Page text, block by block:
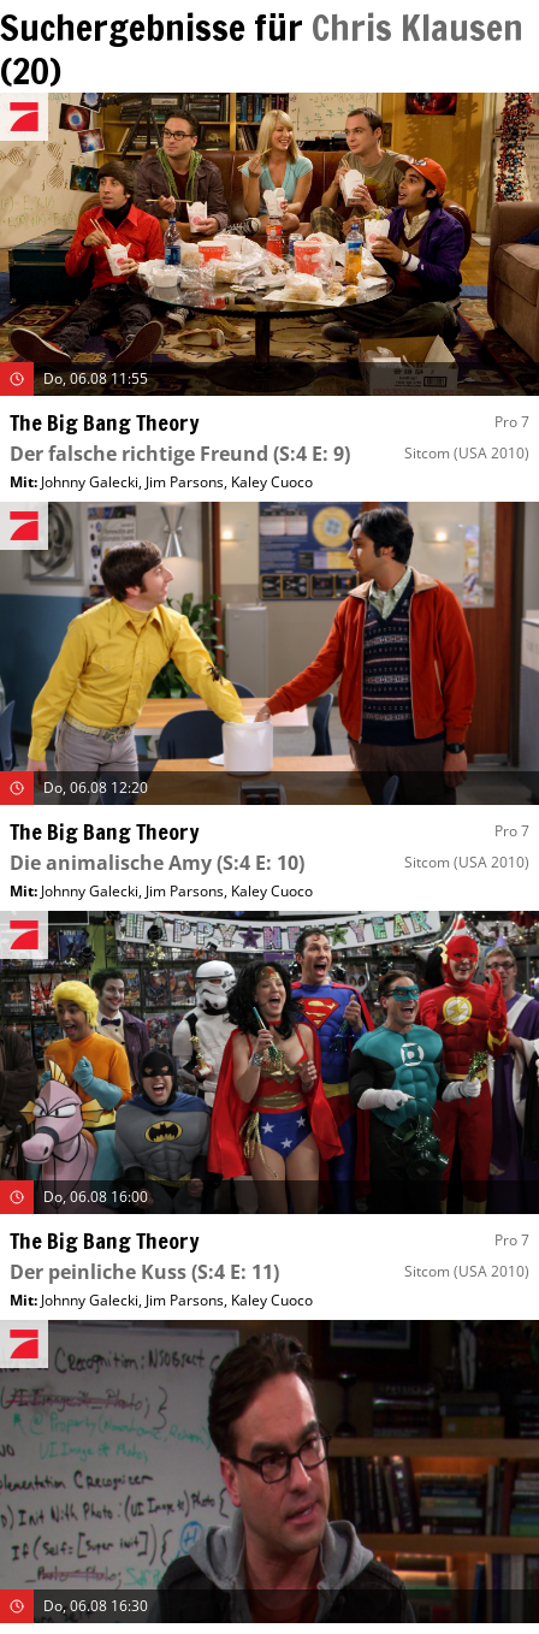
Suchergebnisse für Chris Klausen
(20)
Do, 06.08 11:55
The Big Bang Theory Pro 7
Der falsche richtige Freund (S:4 E: 9) Sitcom (USA 2010)
Mit: Johnny Galecki, Jim Parsons, Kaley Cuoco
Do, 06.08 12:20
The Big Bang Theory Pro 7
Die animalische Amy(S:4 E: 10) Sitcom (USA 2010)
Mit: Johnny Galecki, Jim Parsons, Kaley Cuoco
Do, 06.08 16:00
The Big Bang Theory Pro 7
Der peinliche Kuss(S:4 E: 11) Sitcom (USA 2010)
Mit: Johnny Galecki, Jim Parsons, Kaley Cuoco
Do, 06.08 16:30